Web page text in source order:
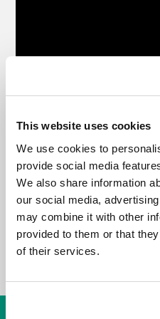
This website uses cookies
We use cookies to
provide social media
We also share information
our social media,
may combine it with other
provided to them or that
of their services.